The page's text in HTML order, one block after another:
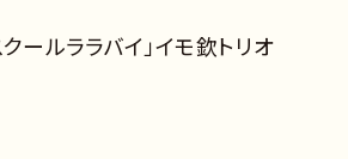
ールララバイ」イモ欽トリオ